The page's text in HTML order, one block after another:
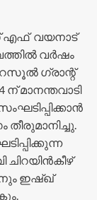
എഫ് വയനാട്
വർഷം
ഗ്രാന്റ്
മാനന്തവാടി
തീരുമാനിച്ചു.
ചിറയിൻകീഴ്
ഇഷ്ഖ്